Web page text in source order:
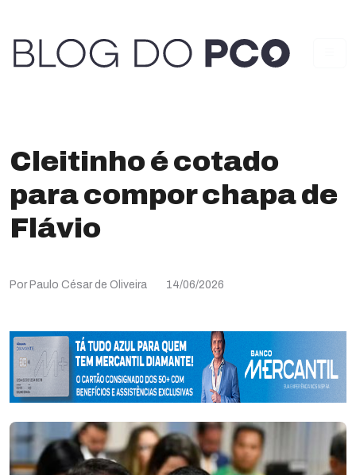
Cleitinho é cotado
para compor chapa de
Flávio
Por Paulo César de Oliveira 14/06/2026